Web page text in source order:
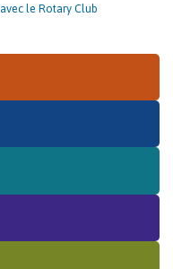
le Rotary Club